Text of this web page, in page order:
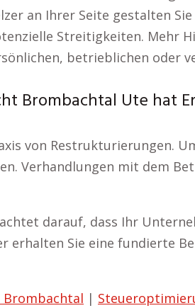
an Ihrer Seite gestalten
Streitigkeiten. Mehr
betrieblichen oder
Brombachtal Ute hat
von Restrukturierungen.
Verhandlungen mit dem
darauf, dass Ihr
erhalten Sie eine fundierte
Brombachtal |